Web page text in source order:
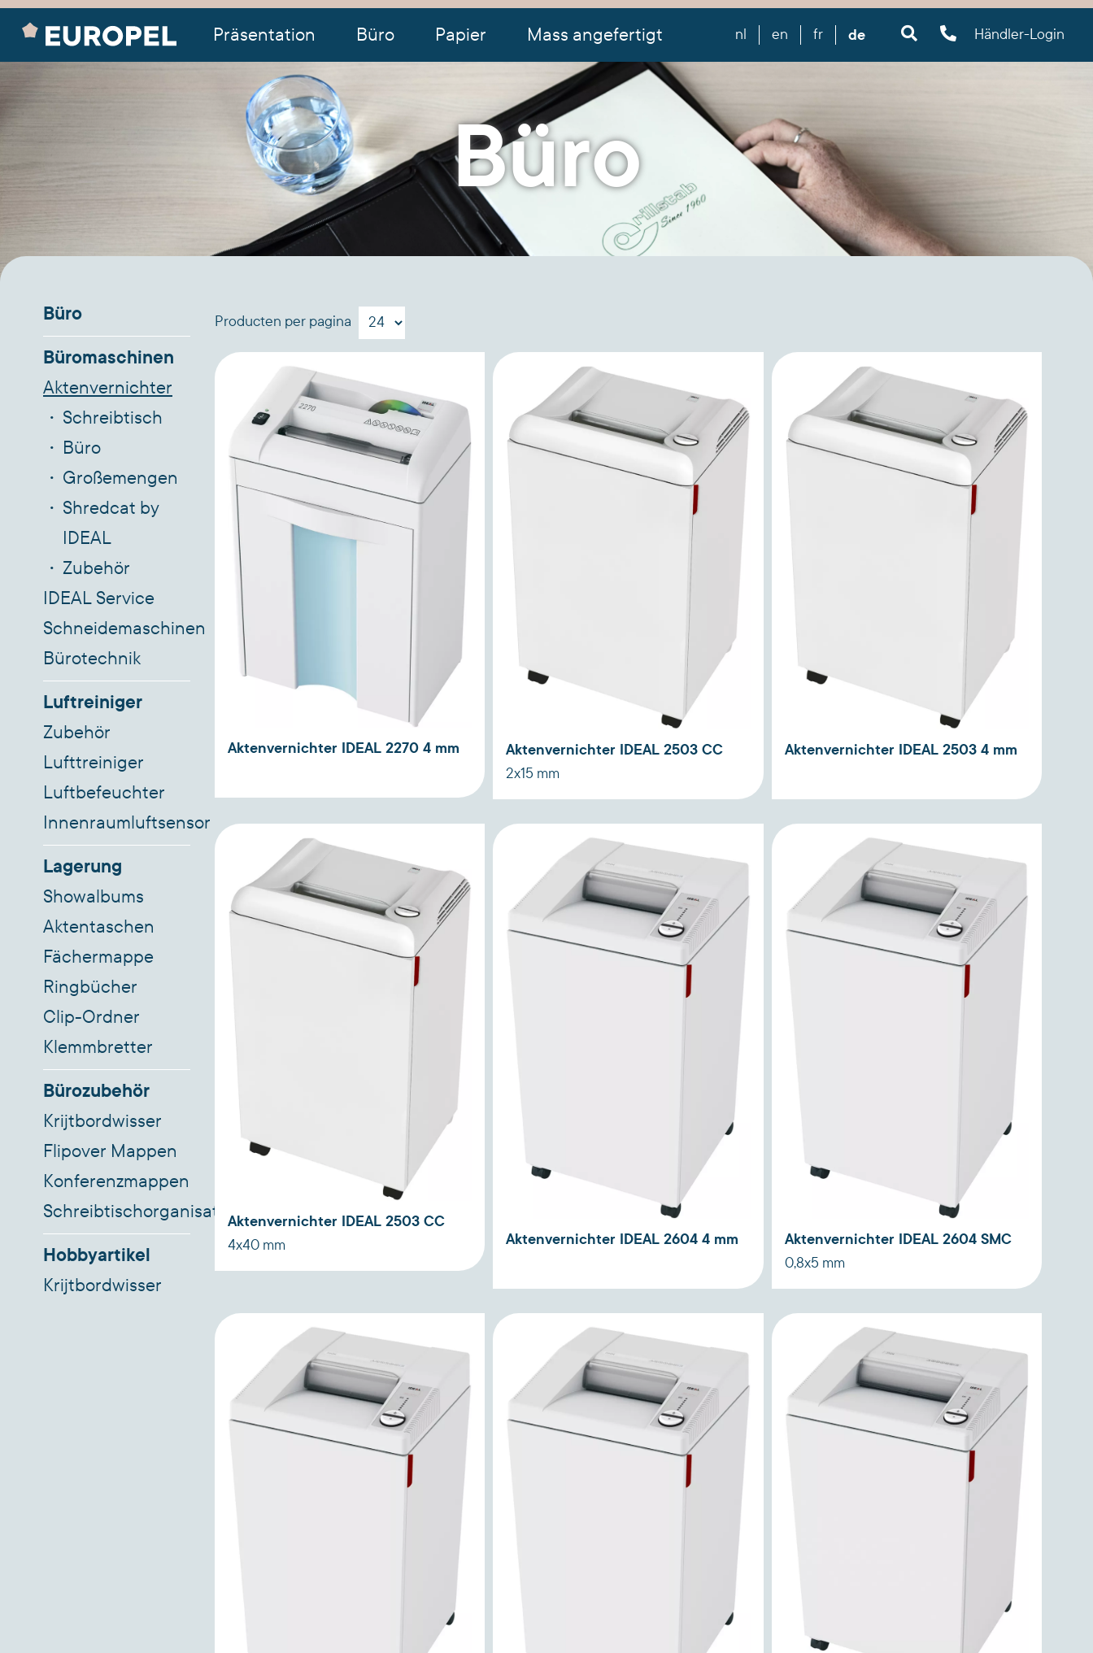
Präsentation Büro Papier Mass angefertigt nl en fr de Händler-Login
Büro
Büro
Büromaschinen
Aktenvernichter
Schreibtisch
Büro
Großemengen
Shredcat by
IDEAL
Zubehör
IDEAL Service
Schneidemaschinen
Bürotechnik
Luftreiniger
Zubehör
Lufttreiniger
Luftbefeuchter
Innenraumluftsensor
Lagerung
Showalbums
Aktentaschen
Fächermappe
Ringbücher
Clip-Ordner
Klemmbretter
Bürozubehör
Krijtbordwisser
Flipover Mappen
Konferenzmappen
Schreibtischorganisatoren
Hobbyartikel
Krijtbordwisser
Producten per pagina
Aktenvernichter IDEAL 2270 4 mm Aktenvernichter IDEAL 2503 CC
2x15 mm
Aktenvernichter IDEAL 2503 4 mm
Aktenvernichter IDEAL 2503 CC
4x40 mm Aktenvernichter IDEAL 2604 4 mm Aktenvernichter IDEAL 2604 SMC
0,8x5 mm